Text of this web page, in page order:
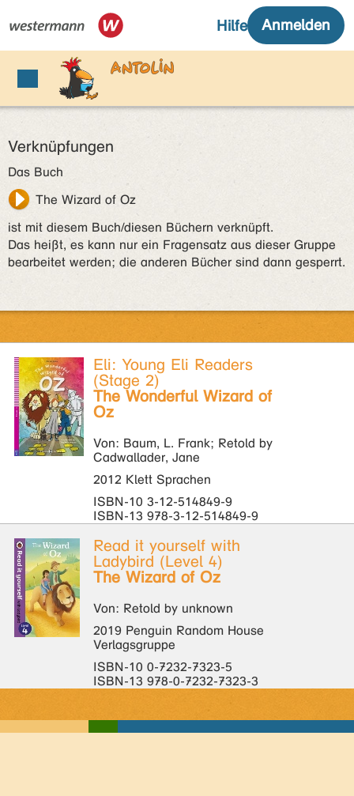
Verknüpfungen
Das Buch
The Wizard of Oz
ist mit diesem Buch/diesen Büchern verknüpft.
Das heißt, es kann nur ein Fragensatz aus dieser Gruppe
bearbeitet werden; die anderen Bücher sind dann gesperrt.
Eli: Young Eli Readers
(Stage 2)
The Wonderful Wizard of
Oz
Von: Baum, L. Frank; Retold by
Cadwallader, Jane
2012 Klett Sprachen
ISBN-10 3-12-514849-9
ISBN-13 978-3-12-514849-9
Read it yourself with
Ladybird (Level 4)
The Wizard of Oz
Von: Retold by unknown
2019 Penguin Random House
Verlagsgruppe
ISBN-10 0-7232-7323-5
ISBN-13 978-0-7232-7323-3